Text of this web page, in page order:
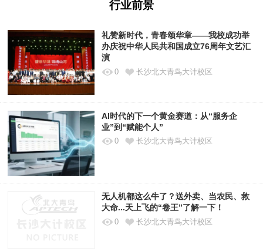
行业前景
礼赞新时代，青春颂华章——我校成功举
办庆祝中华人民共和国成立76周年文艺汇
演
0 长沙北大青鸟大计校区
AI时代的下一个黄金赛道：从“服务企
业”到“赋能个人”
0 长沙北大青鸟大计校区
无人机都这么牛了？送外卖、当农民、救
大命...天上飞的“卷王”了解一下！
0 长沙北大青鸟大计校区